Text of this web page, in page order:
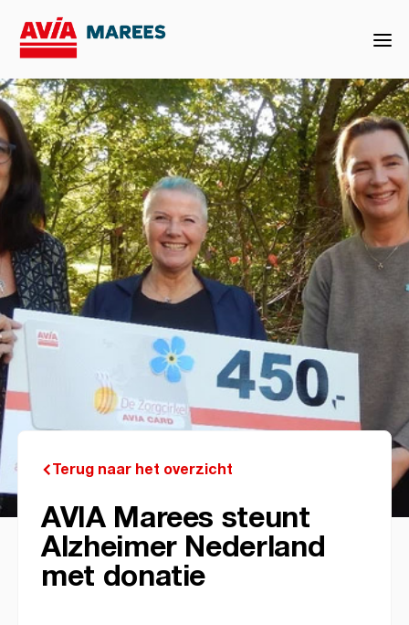
Terug naar het overzicht
AVIA Marees steunt
Alzheimer Nederland
met donatie